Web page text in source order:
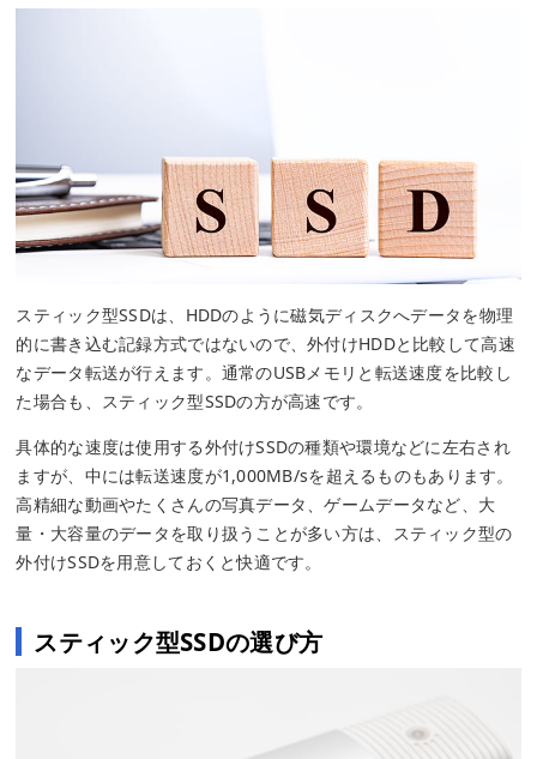
スティック型SSDは、HDDのように磁気ディスクへデータを物理
的に書き込む記録方式ではないので、外付けHDDと比較して高速
なデータ転送が行えます。通常のUSBメモリと転送速度を比較し
た場合も、スティック型SSDの方が高速です。
具体的な速度は使用する外付けSSDの種類や環境などに左右され
ますが、中には転送速度が1,000MB/sを超えるものもあります。
高精細な動画やたくさんの写真データ、ゲームデータなど、大
量・大容量のデータを取り扱うことが多い方は、スティック型の
外付けSSDを用意しておくと快適です。
スティック型SSDの選び方